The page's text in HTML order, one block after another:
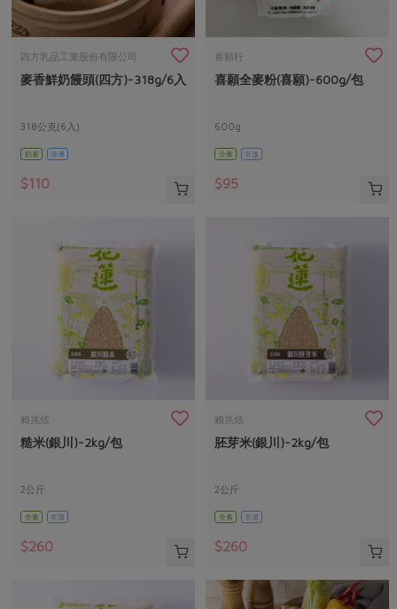
四方乳品工業股份有限公司
麥香鮮奶饅頭(四方)-318g/6入
318公克(6入)
奶素 冷凍
$110
喜願行
喜願全麥粉(喜願)-600g/包
600g
全素 常溫
$95
賴兆炫
糙米(銀川)-2kg/包
2公斤
全素 常溫
$260
賴兆炫
胚芽米(銀川)-2kg/包
2公斤
全素 常溫
$260